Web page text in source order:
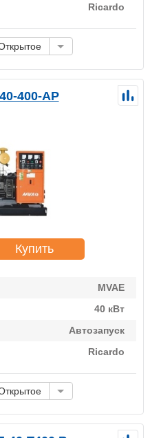
Ricardo
400-АР
Купить
MVAE
40 кВт
Автозапуск
Ricardo